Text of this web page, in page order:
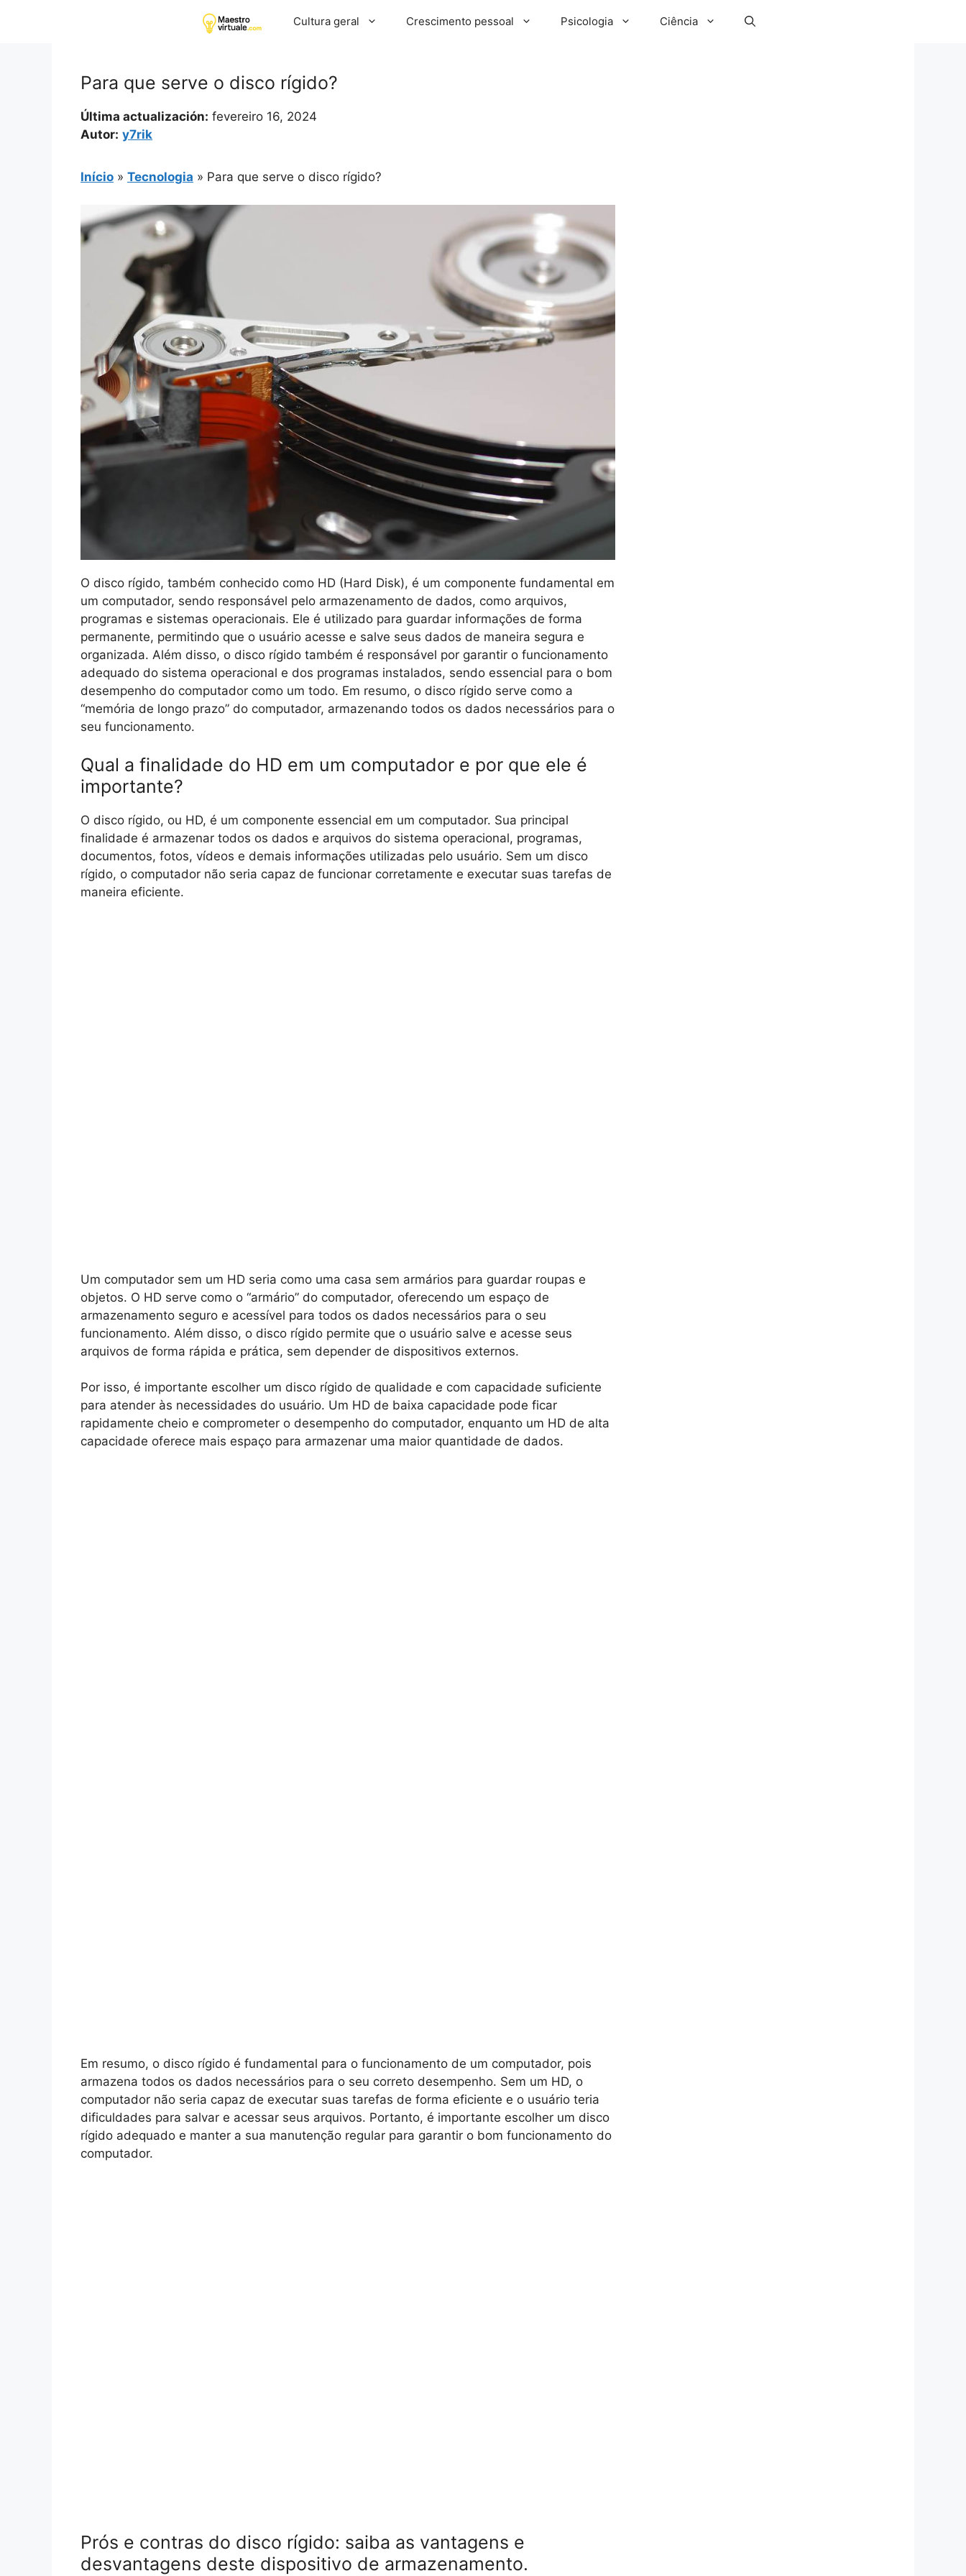
Cultura geral Crescimento pessoal Psicologia Ciência
Para que serve o disco rígido?
Última actualización: fevereiro 16, 2024
Autor: y7rik
Início » Tecnologia » Para que serve o disco rígido?
O disco rígido, também conhecido como HD (Hard Disk), é um componente fundamental em
um computador, sendo responsável pelo armazenamento de dados, como arquivos,
programas e sistemas operacionais. Ele é utilizado para guardar informações de forma
permanente, permitindo que o usuário acesse e salve seus dados de maneira segura e
organizada. Além disso, o disco rígido também é responsável por garantir o funcionamento
adequado do sistema operacional e dos programas instalados, sendo essencial para o bom
desempenho do computador como um todo. Em resumo, o disco rígido serve como a
“memória de longo prazo” do computador, armazenando todos os dados necessários para o
seu funcionamento.
Qual a finalidade do HD em um computador e por que ele é
importante?
O disco rígido, ou HD, é um componente essencial em um computador. Sua principal
finalidade é armazenar todos os dados e arquivos do sistema operacional, programas,
documentos, fotos, vídeos e demais informações utilizadas pelo usuário. Sem um disco
rígido, o computador não seria capaz de funcionar corretamente e executar suas tarefas de
maneira eficiente.
Um computador sem um HD seria como uma casa sem armários para guardar roupas e
objetos. O HD serve como o “armário” do computador, oferecendo um espaço de
armazenamento seguro e acessível para todos os dados necessários para o seu
funcionamento. Além disso, o disco rígido permite que o usuário salve e acesse seus
arquivos de forma rápida e prática, sem depender de dispositivos externos.
Por isso, é importante escolher um disco rígido de qualidade e com capacidade suficiente
para atender às necessidades do usuário. Um HD de baixa capacidade pode ficar
rapidamente cheio e comprometer o desempenho do computador, enquanto um HD de alta
capacidade oferece mais espaço para armazenar uma maior quantidade de dados.
Em resumo, o disco rígido é fundamental para o funcionamento de um computador, pois
armazena todos os dados necessários para o seu correto desempenho. Sem um HD, o
computador não seria capaz de executar suas tarefas de forma eficiente e o usuário teria
dificuldades para salvar e acessar seus arquivos. Portanto, é importante escolher um disco
rígido adequado e manter a sua manutenção regular para garantir o bom funcionamento do
computador.
Prós e contras do disco rígido: saiba as vantagens e
desvantagens deste dispositivo de armazenamento.